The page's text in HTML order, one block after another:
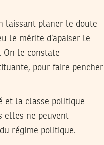
laissant planer le doute
le mérite d’apaiser le
On le constate
pour faire pencher
et la classe politique
elles ne peuvent
régime politique.